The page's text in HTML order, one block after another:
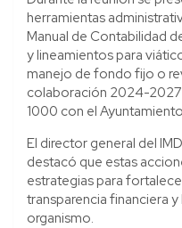
herramientas
Manual de Contabilidad
y lineamientos para
manejo de fondo fijo o
colaboración 2024-
1000 con el
El director general del
destacó que estas
estrategias para
transparencia financiera
organismo.